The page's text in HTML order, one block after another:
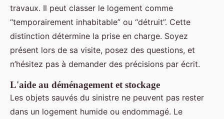
travaux. Il peut classer le logement comme
“temporairement inhabitable” ou “détruit”. Cette
distinction détermine la prise en charge. Soyez
présent lors de sa visite, posez des questions, et
n’hésitez pas à demander des précisions par écrit.
L'aide au déménagement et stockage
Les objets sauvés du sinistre ne peuvent pas rester
dans un logement humide ou endommagé. Le